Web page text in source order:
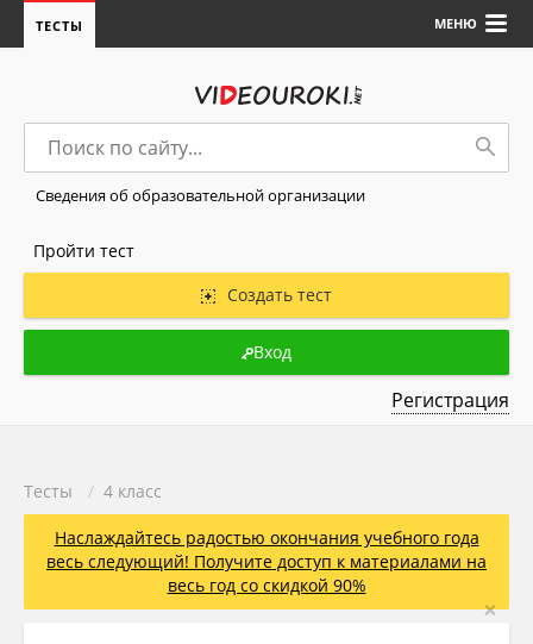
МЕНЮ
ТЕСТЫ
Сведения об образовательной организации
Пройти тест
Создать тест
Вход
Регистрация
Тесты / 4 класс
Наслаждайтесь радостью окончания учебного года
весь следующий! Получите доступ к материалами на
весь год со скидкой 90%
×